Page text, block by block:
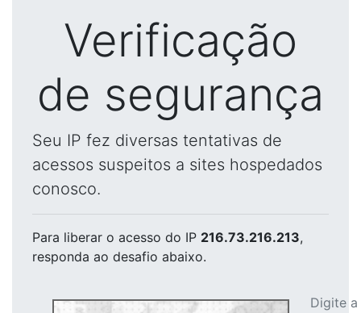
Verificação
de segurança
Seu IP fez diversas tentativas de
acessos suspeitos a sites hospedados
conosco.
Para liberar o acesso do IP 216.73.216.213,
responda ao desafio abaixo.
Digite